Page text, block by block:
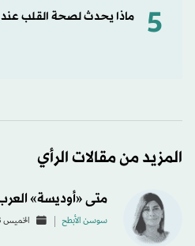
5 ماذا يحدث لصحة القلب عند
المزيد من مقالات الرأي
متى «أوديسة»
سوسن الأبطح الخميس 06/08 - 00:05